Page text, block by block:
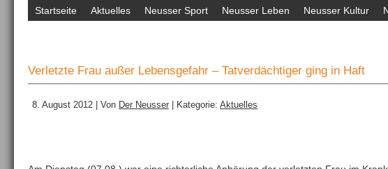
Startseite Aktuelles Neusser Sport Neusser Leben Neusser Kultur
Verletzte Frau außer Lebensgefahr – Tatverdächtiger ging in Haft
8. August 2012 | Von Der Neusser | Kategorie: Aktuelles